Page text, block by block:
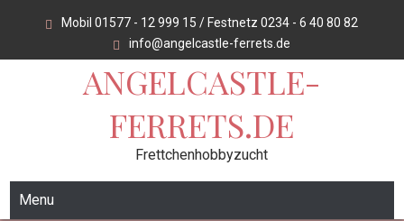
Mobil 01577 - 12 999 15 / Festnetz 0234 - 6 40 80 82
info@angelcastle-ferrets.de
ANGELCASTLE-
FERRETS.DE
Frettchenhobbyzucht
Menu